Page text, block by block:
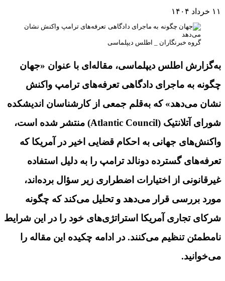
۱۱ خرداد ۱۴۰۴
گروه خبرنگاران _ اطلس دیپلماسی
به‌گزارش اطلس دیپلماسی، مقاله‌ای با عنوان «جهان
چگونه به ماجرای دادگاهی تعرفه‌های ترامپ واکنش
نشان می‌دهد» که به‌قلم جمعی از کارشناسان اندیشکده
شورای آتلانتیک (Atlantic Council) منتشر شده است،
واکنش‌های جهانی به احکام قضایی اخیر در آمریکا که
تعرفه‌های گسترده دونالد ترامپ را به دلیل استفاده
غیرقانونی از اختیارات اضطراری زیر سؤال برده‌اند،
مورد بررسی قرار می‌دهد و تحلیل می‌کند که چگونه
شرکای تجاری آمریکا استراتژی‌های خود را در این شرایط
نامطمئن تنظیم می‌کنند. در ادامه چکیده این مقاله را
می‌خوانید.